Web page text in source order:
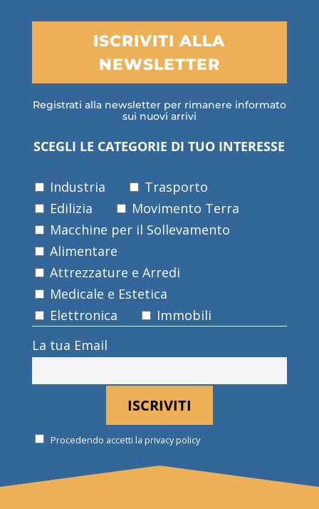
ISCRIVITI ALLA
NEWSLETTER
Registrati alla newsletter per rimanere informato
sui nuovi arrivi
SCEGLI LE CATEGORIE DI TUO INTERESSE
Industria
Trasporto
Edilizia
Movimento Terra
Macchine per il Sollevamento
Alimentare
Attrezzature e Arredi
Medicale e Estetica
Elettronica
Immobili
La tua Email
Procedendo accetti la privacy policy